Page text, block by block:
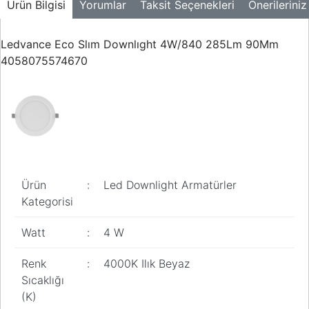
Ürün Bilgisi Yorumlar Taksit Seçenekleri Önerileriniz
Ledvance Eco Slım Downlıght 4W/840 285Lm 90Mm
4058075574670
Ürün
Kategorisi
: Led Downlight Armatürler
Watt : 4 W
Renk
Sıcaklığı
(K)
: 4000K Ilık Beyaz
Buton ve Sinyal
Ürünleri
Zaman Saatleri
Motor Yönetim
Modülleri
Interface